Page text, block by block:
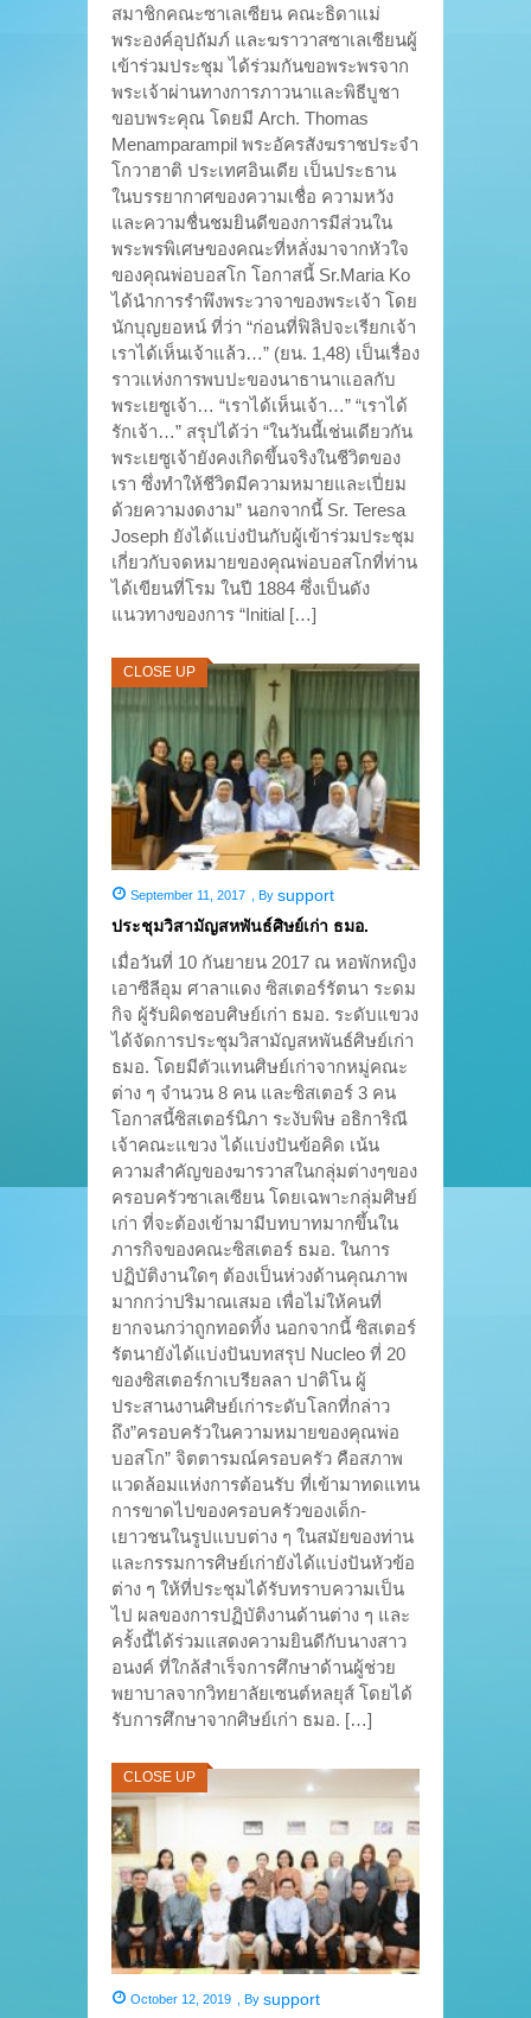
สมาชิกคณะซาเลเซียน คณะธิดาแม่
พระองค์อุปถัมภ์ และฆราวาสซาเลเซียนผู้
เข้าร่วมประชุม ได้ร่วมกันขอพระพรจาก
พระเจ้าผ่านทางการภาวนาและพิธีบูชา
ขอบพระคุณ โดยมี Arch. Thomas
Menamparampil พระอัครสังฆราชประจำ
โกวาฮาติ ประเทศอินเดีย เป็นประธาน
ในบรรยากาศของความเชื่อ ความหวัง
และความชื่นชมยินดีของการมีส่วนใน
พระพรพิเศษของคณะที่หลั่งมาจากหัวใจ
ของคุณพ่อบอสโก โอกาสนี้ Sr.Maria Ko
ได้นำการรำพึงพระวาจาของพระเจ้า โดย
นักบุญยอหน์ ที่ว่า “ก่อนที่ฟิลิปจะเรียกเจ้า
เราได้เห็นเจ้าแล้ว…” (ยน. 1,48) เป็นเรื่อง
ราวแห่งการพบปะของนาธานาแอลกับ
พระเยซูเจ้า… “เราได้เห็นเจ้า…” “เราได้
รักเจ้า…” สรุปได้ว่า “ในวันนี้เช่นเดียวกัน
พระเยซูเจ้ายังคงเกิดขึ้นจริงในชีวิตของ
เรา ซึ่งทำให้ชีวิตมีความหมายและเปี่ยม
ด้วยความงดงาม” นอกจากนี้ Sr. Teresa
Joseph ยังได้แบ่งปันกับผู้เข้าร่วมประชุม
เกี่ยวกับจดหมายของคุณพ่อบอสโกที่ท่าน
ได้เขียนที่โรม ในปี 1884 ซึ่งเป็นดัง
แนวทางของการ “Initial […]
CLOSE UP
September 11, 2017 By support
ประชุมวิสามัญสหพันธ์ศิษย์เก่า ธมอ.
เมื่อวันที่ 10 กันยายน 2017 ณ หอพักหญิง
เอาซีลีอุม ศาลาแดง ซิสเตอร์รัตนา ระดม
กิจ ผู้รับผิดชอบศิษย์เก่า ธมอ. ระดับแขวง
ได้จัดการประชุมวิสามัญสหพันธ์ศิษย์เก่า
ธมอ. โดยมีตัวแทนศิษย์เก่าจากหมู่คณะ
ต่าง ๆ จำนวน 8 คน และซิสเตอร์ 3 คน
โอกาสนี้ซิสเตอร์นิภา ระงับพิษ อธิการิณี
เจ้าคณะแขวง ได้แบ่งปันข้อคิด เน้น
ความสำคัญของฆารวาสในกลุ่มต่างๆของ
ครอบครัวซาเลเซียน โดยเฉพาะกลุ่มศิษย์
เก่า ที่จะต้องเข้ามามีบทบาทมากขึ้นใน
ภารกิจของคณะซิสเตอร์ ธมอ. ในการ
ปฏิบัติงานใดๆ ต้องเป็นห่วงด้านคุณภาพ
มากกว่าปริมาณเสมอ เพื่อไม่ให้คนที่
ยากจนกว่าถูกทอดทิ้ง นอกจากนี้ ซิสเตอร์
รัตนายังได้แบ่งปันบทสรุป Nucleo ที่ 20
ของซิสเตอร์กาเบรียลลา ปาติโน ผู้
ประสานงานศิษย์เก่าระดับโลกที่กล่าว
ถึง”ครอบครัวในความหมายของคุณพ่อ
บอสโก” จิตตารมณ์ครอบครัว คือสภาพ
แวดล้อมแห่งการต้อนรับ ที่เข้ามาทดแทน
การขาดไปของครอบครัวของเด็ก-
เยาวชนในรูปแบบต่าง ๆ ในสมัยของท่าน
และกรรมการศิษย์เก่ายังได้แบ่งปันหัวข้อ
ต่าง ๆ ให้ที่ประชุมได้รับทราบความเป็น
ไป ผลของการปฏิบัติงานด้านต่าง ๆ และ
ครั้งนี้ได้ร่วมแสดงความยินดีกับนางสาว
อนงค์ ที่ใกล้สำเร็จการศึกษาด้านผู้ช่วย
พยาบาลจากวิทยาลัยเซนต์หลยุส์ โดยได้
รับการศึกษาจากศิษย์เก่า ธมอ. […]
CLOSE UP
October 12, 2019 By support